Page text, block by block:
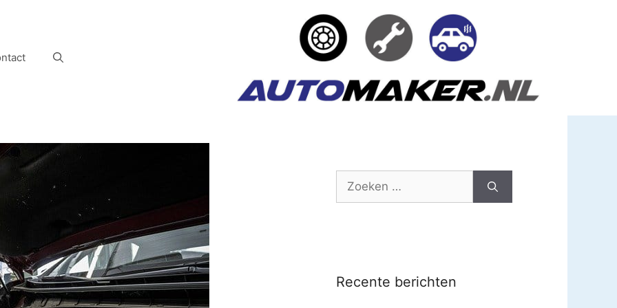
Zoek
Recente berichten